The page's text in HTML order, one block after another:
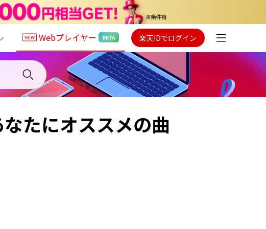
Webプレイヤー 楽天IDでログイン
たにオススメの曲